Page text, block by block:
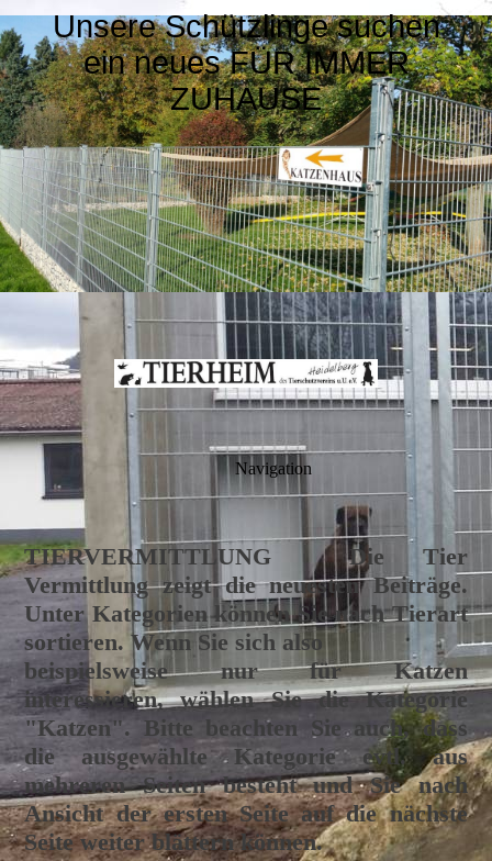
Unsere Schützlinge suchen
ein neues FÜR IMMER
ZUHAUSE
Navigation
TIERVERMITTLUNGDie Tier
Vermittlung zeigt die neuesten Beiträge.
Unter Kategorien können Sie nach Tierart
sortieren. Wenn Sie sich also
beispielsweise nur für Katzen
interessieren, wählen Sie die Kategorie
"Katzen". Bitte beachten Sie auch, dass
die ausgewählte Kategorie evtl. aus
mehreren Seiten besteht und Sie nach
Ansicht der ersten Seite auf die nächste
Seite weiter blättern können.